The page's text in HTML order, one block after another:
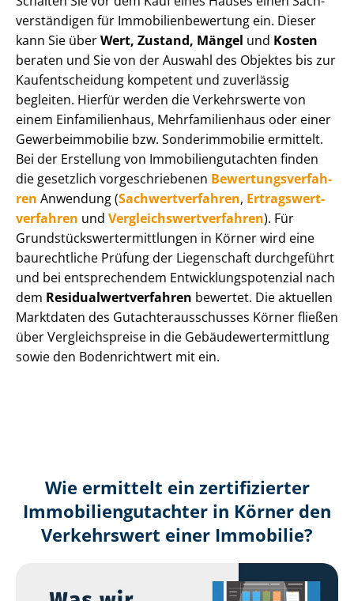
ver­stän­di­gen für Im­mo­bi­li­en­be­wer­tung ein. Dieser
kann Sie überWert, Zustand, Mängel und Kosten
beraten und Sie von der Auswahl des Objektes bis zur
Kauf­ent­schei­dung kompetent und zuverlässig
begleiten. Hierfür werden die Verkehrswerte von
einem Einfamilienhaus, Mehr­fa­mi­li­en­haus oder einer
Ge­wer­be­im­mo­bi­lie bzw. Sonderimmobilie ermittelt.
Bei der Erstellung von Im­mo­bi­li­en­gut­ach­ten finden
die gesetzlich vor­ge­schrie­be­nen Be­wer­tungs­ver­fah­
ren Anwendung (Sach­wert­ver­fah­ren, Er­trags­wert­
ver­fah­ren und Ver­gleichs­wert­ver­fah­ren). Für
Grund­stücks­wert­ermitt­lun­gen in Körner wird eine
baurechtliche Prüfung der Liegenschaft durchgeführt
und bei entsprechendem Ent­wick­lungs­po­ten­zi­al nach
dem Re­si­du­al­wert­ver­fah­ren bewertet. Die aktuellen
Marktdaten des Gut­ach­ter­aus­schus­ses Körner fließen
über Ver­gleichs­prei­se in die Ge­bäu­de­wert­ermitt­lung
sowie den Bodenrichtwert mit ein.
Wie ermittelt ein zertifizierter
Immobilien­gutachter in Körner den
Verkehrswert einer Immobilie?